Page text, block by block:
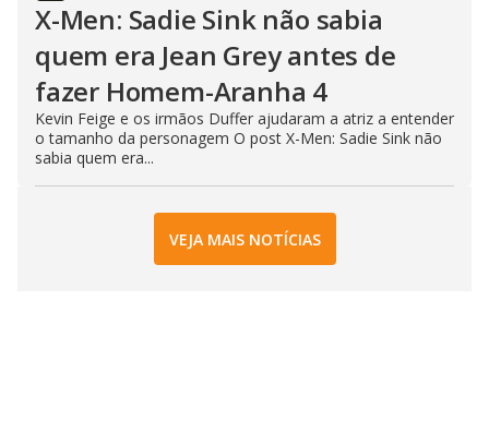
X-Men: Sadie Sink não sabia
quem era Jean Grey antes de
fazer Homem-Aranha 4
Kevin Feige e os irmãos Duffer ajudaram a atriz a entender
o tamanho da personagem O post X-Men: Sadie Sink não
sabia quem era...
VEJA MAIS NOTÍCIAS